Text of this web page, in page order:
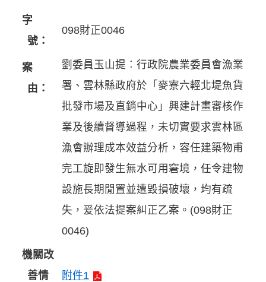
字
號：
098財正0046
案
由：
劉委員玉山提︰行政院農業委員會漁業
署、雲林縣政府於「麥寮六輕北堤魚貨
批發市場及直銷中心」興建計畫審核作
業及後續督導過程，未切實要求雲林區
漁會辦理成本效益分析，容任建築物甫
完工旋即發生無水可用窘境，任令建物
設施長期閒置並遭毀損破壞，均有疏
失，爰依法提案糾正乙案。(098財正
0046)
機關改
善情
附件1